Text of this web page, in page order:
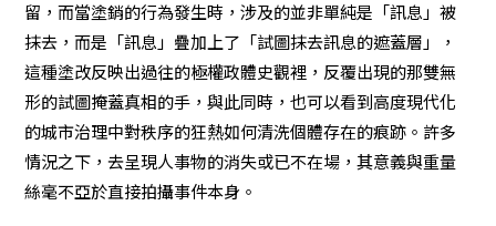
留，而當塗銷的行為發生時，涉及的並非單純是「訊息」被
抹去，而是「訊息」疊加上了「試圖抹去訊息的遮蓋層」，
這種塗改反映出過往的極權政體史觀裡，反覆出現的那雙無
形的試圖掩蓋真相的手，與此同時，也可以看到高度現代化
的城市治理中對秩序的狂熱如何清洗個體存在的痕跡。許多
情況之下，去呈現人事物的消失或已不在場，其意義與重量
絲毫不亞於直接拍攝事件本身。